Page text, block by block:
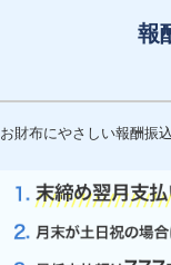
報
お財布にやさしい報酬振